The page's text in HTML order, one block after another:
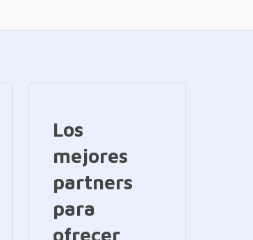
Los
mejores
partners
para
ofrecer